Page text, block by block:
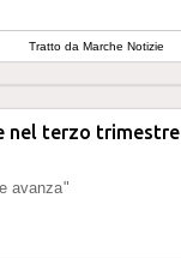
Tratto da Marche Notizie
nel terzo trimestre
avanza"